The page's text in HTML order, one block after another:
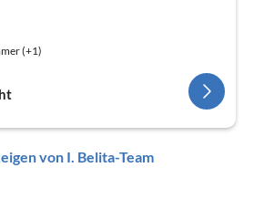
(+1)
von I. Belita-Team